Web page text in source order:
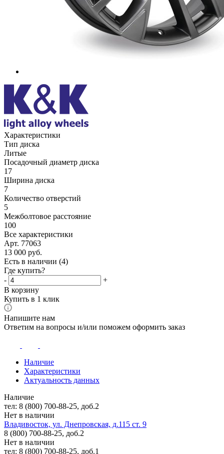
Характеристики
Тип диска
Литые
Посадочный диаметр диска
17
Ширина диска
7
Количество отверстий
5
Межболтовое расстояние
100
Все характеристики
Арт. 77063
13 000 руб.
Есть в наличии (4)
Где купить?
-
+
В корзину
Купить в 1 клик
Напишите нам
Ответим на вопросы и/или поможем оформить заказ
Наличие
Характеристики
Актуальность данных
Наличие
тел: 8 (800) 700-88-25, доб.2
Нет в наличии
Владивосток, ул. Днепровская, д.115 ст. 9
8 (800) 700-88-25, доб.2
Нет в наличии
тел: 8 (800) 700-88-25, доб.1